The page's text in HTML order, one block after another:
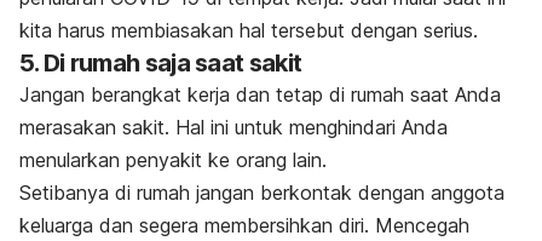
kita harus membiasakan hal tersebut dengan serius.
5. Di rumah saja saat sakit
Jangan berangkat kerja dan tetap di rumah saat Anda
merasakan sakit. Hal ini untuk menghindari Anda
menularkan penyakit ke orang lain.
Setibanya di rumah jangan berkontak dengan anggota
keluarga dan segera membersihkan diri. Mencegah